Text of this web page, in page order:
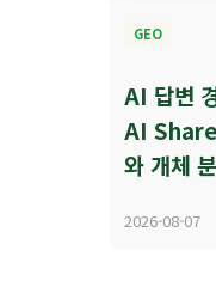
GEO
AI 답변
AI
와 개체
2026-08-07